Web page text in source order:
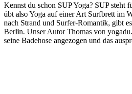
Kennst du schon SUP Yoga? SUP steht
übt also Yoga auf einer Art Surfbrett im
nach Strand und Surfer-Romantik, gibt
Berlin. Unser Autor Thomas von
seine Badehose angezogen und das